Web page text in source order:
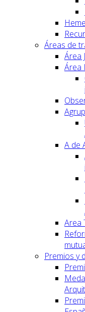
Áreas de
Área
Área
A de
Area
Premios y